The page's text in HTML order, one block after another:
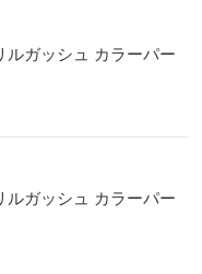
ルガッシュ カラーパー
ルガッシュ カラーパー